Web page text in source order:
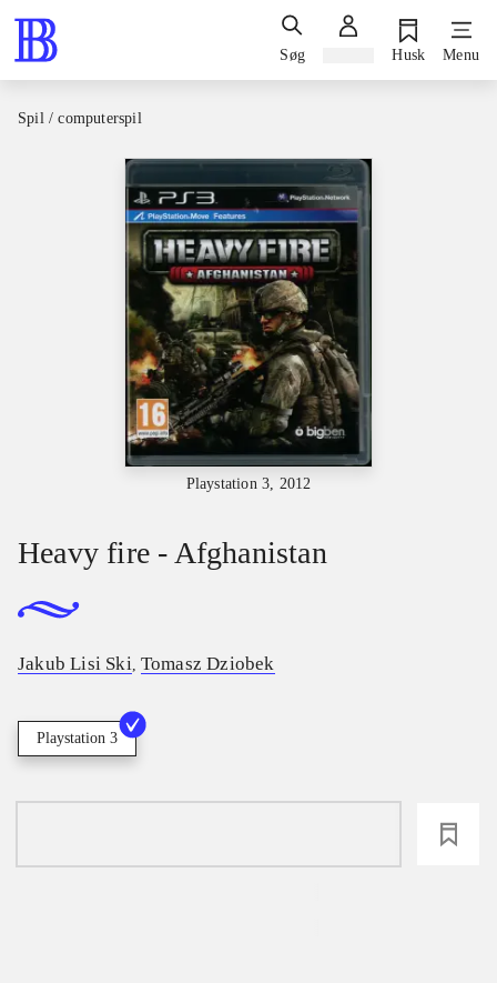
Søg Husk Menu
Spil / computerspil
Playstation 3, 2012
Heavy fire - Afghanistan
Jakub Lisi Ski Tomasz Dziobek
Playstation 3